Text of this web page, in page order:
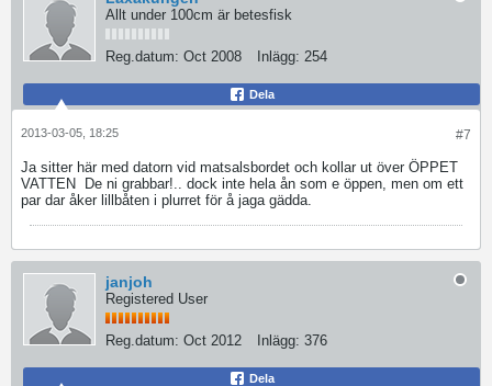
Allt under 100cm är betesfisk
Reg.datum: Oct 2008 Inlägg: 254
Dela
#7
2013-03-05, 18:25
Ja sitter här med datorn vid matsalsbordet och kollar ut över ÖPPET
VATTEN
De ni grabbar!.. dock inte hela ån som e öppen, men om ett
par dar åker lillbåten i plurret för å jaga gädda.
janjoh
Registered User
Reg.datum: Oct 2012 Inlägg: 376
Dela